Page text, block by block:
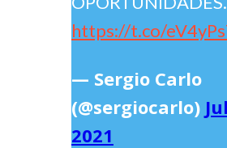
https://t.co/
— Sergio Carlo
(@sergiocarlo)
2021